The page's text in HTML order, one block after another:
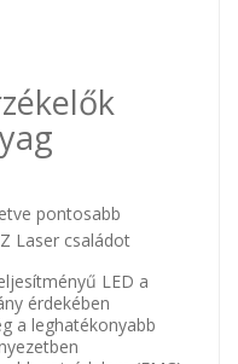
pontosabb
Laser családot
LED a
érdekében
a leghatékonyabb